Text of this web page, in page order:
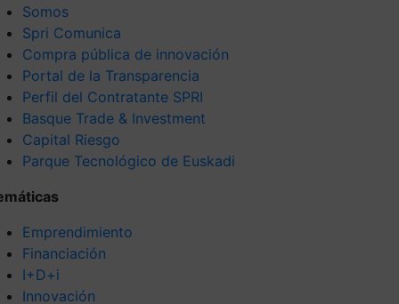
Somos
Spri Comunica
Compra pública de innovación
Portal de la Transparencia
Perfil del Contratante SPRI
Basque Trade & Investment
Capital Riesgo
Parque Tecnológico de Euskadi
Emprendimiento
Financiación
I+D+i
Innovación